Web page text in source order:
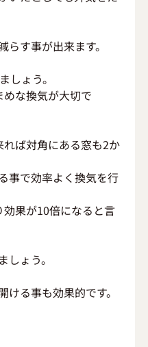
す事が出来ます。
ょう。
めな換気が大切で
ば対角にある窓も2か
事で効率よく換気を行
果が10倍になると言
ょう。
る事も効果的です。